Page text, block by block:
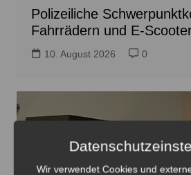
Polizeiliche
Fahrrädern und E-
10. August 2026 0
Wir verwendet Cookies und